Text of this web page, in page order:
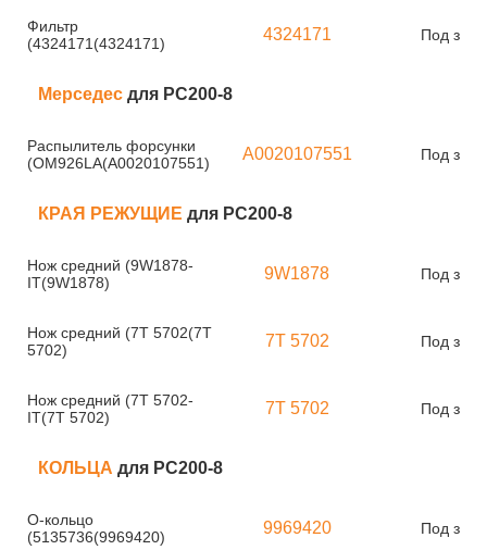
Фильтр
(4324171(4324171)
4324171 Под
Мерседес для PC200-8
Распылитель форсунки
(OM926LA(A0020107551)
A0020107551 Под
КРАЯ РЕЖУЩИЕ для PC200-8
Нож средний (9W1878-
IT(9W1878)
9W1878 Под
Нож средний (7T 5702(7T
5702)
7T 5702 Под
Нож средний (7T 5702-
IT(7T 5702)
7T 5702 Под
КОЛЬЦА для PC200-8
О-кольцо
(5135736(9969420)
9969420 Под